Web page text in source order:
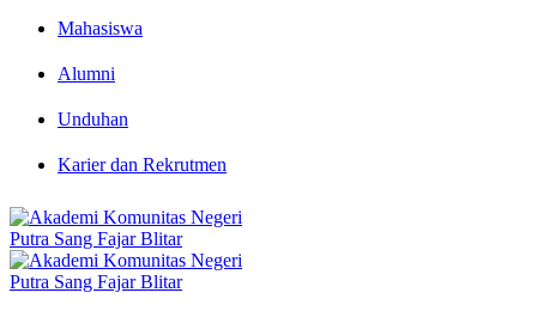
Mahasiswa
Alumni
Unduhan
Karier dan Rekrutmen